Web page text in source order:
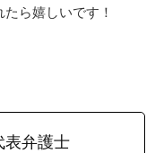
ら嬉しいです！
表弁護士